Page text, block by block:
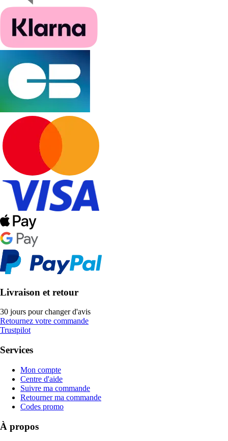
Livraison et retour
30 jours pour changer d'avis
Retournez votre commande
Trustpilot
Services
Mon compte
Centre d'aide
Suivre ma commande
Retourner ma commande
Codes promo
À propos